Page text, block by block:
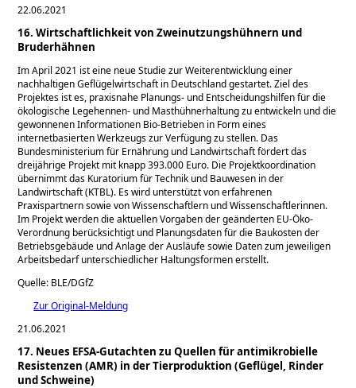
22.06.2021
16. Wirtschaftlichkeit von Zweinutzungshühnern und
Bruderhähnen
Im April 2021 ist eine neue Studie zur Weiterentwicklung einer
nachhaltigen Geflügelwirtschaft in Deutschland gestartet. Ziel des
Projektes ist es, praxisnahe Planungs- und Entscheidungshilfen für die
ökologische Legehennen- und Masthühnerhaltung zu entwickeln und die
gewonnenen Informationen Bio-Betrieben in Form eines
internetbasierten Werkzeugs zur Verfügung zu stellen. Das
Bundesministerium für Ernährung und Landwirtschaft fördert das
dreijährige Projekt mit knapp 393.000 Euro. Die Projektkoordination
übernimmt das Kuratorium für Technik und Bauwesen in der
Landwirtschaft (KTBL). Es wird unterstützt von erfahrenen
Praxispartnern sowie von Wissenschaftlern und Wissenschaftlerinnen.
Im Projekt werden die aktuellen Vorgaben der geänderten EU-Öko-
Verordnung berücksichtigt und Planungsdaten für die Baukosten der
Betriebsgebäude und Anlage der Ausläufe sowie Daten zum jeweiligen
Arbeitsbedarf unterschiedlicher Haltungsformen erstellt.
Quelle: BLE/DGfZ
Zur Original-Meldung
21.06.2021
17. Neues EFSA-Gutachten zu Quellen für antimikrobielle
Resistenzen (AMR) in der Tierproduktion (Geflügel, Rinder
und Schweine)